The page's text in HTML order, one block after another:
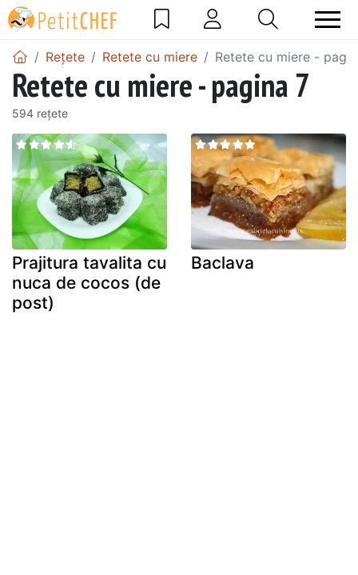
Rețete Retete cu miere Retete cu miere -
Retete cu miere - pagina 7
594 rețete
Prajitura tavalita cu
nuca de cocos (de
post)
Baclava